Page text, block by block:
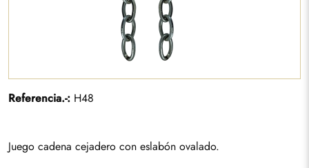
Referencia.-: H48
Juego cadena cejadero con eslabón ovalado.